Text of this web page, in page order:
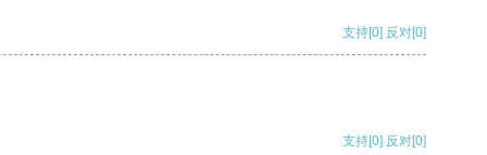
支持[0] 反对[0]
支持[0] 反对[0]